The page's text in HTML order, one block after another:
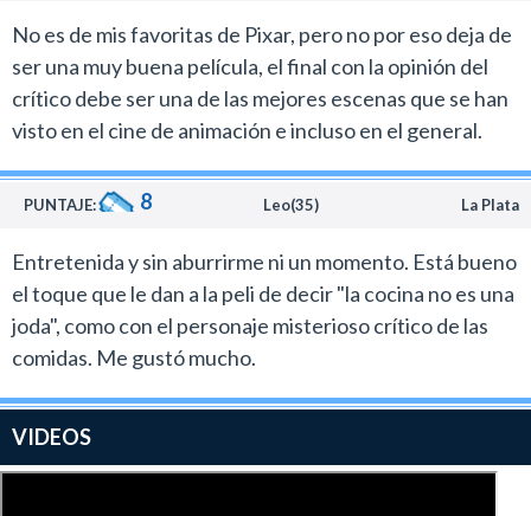
No es de mis favoritas de Pixar, pero no por eso deja de
ser una muy buena película, el final con la opinión del
crítico debe ser una de las mejores escenas que se han
visto en el cine de animación e incluso en el general.
PUNTAJE: 8 Leo(35) La Plata
Entretenida y sin aburrirme ni un momento. Está bueno
el toque que le dan a la peli de decir "la cocina no es una
joda", como con el personaje misterioso crítico de las
comidas. Me gustó mucho.
VIDEOS